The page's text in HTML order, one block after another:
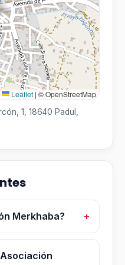
Leaflet | © OpenStreetMap
1, 18640 Padul,
Merkhaba?